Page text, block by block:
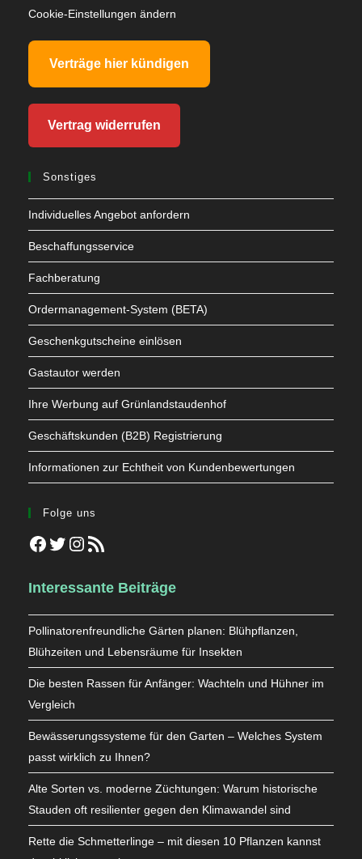
Cookie-Einstellungen ändern
Verträge hier kündigen
Vertrag widerrufen
Sonstiges
Individuelles Angebot anfordern
Beschaffungsservice
Fachberatung
Ordermanagement-System (BETA)
Geschenkgutscheine einlösen
Gastautor werden
Ihre Werbung auf Grünlandstaudenhof
Geschäftskunden (B2B) Registrierung
Informationen zur Echtheit von Kundenbewertungen
Folge uns
Facebook
TwitterInstagram
RSS-Feed
Interessante Beiträge
Pollinatorenfreundliche Gärten planen: Blühpflanzen,
Blühzeiten und Lebensräume für Insekten
Die besten Rassen für Anfänger: Wachteln und Hühner im
Vergleich
Bewässerungssysteme für den Garten – Welches System
passt wirklich zu Ihnen?
Alte Sorten vs. moderne Züchtungen: Warum historische
Stauden oft resilienter gegen den Klimawandel sind
Rette die Schmetterlinge – mit diesen 10 Pflanzen kannst